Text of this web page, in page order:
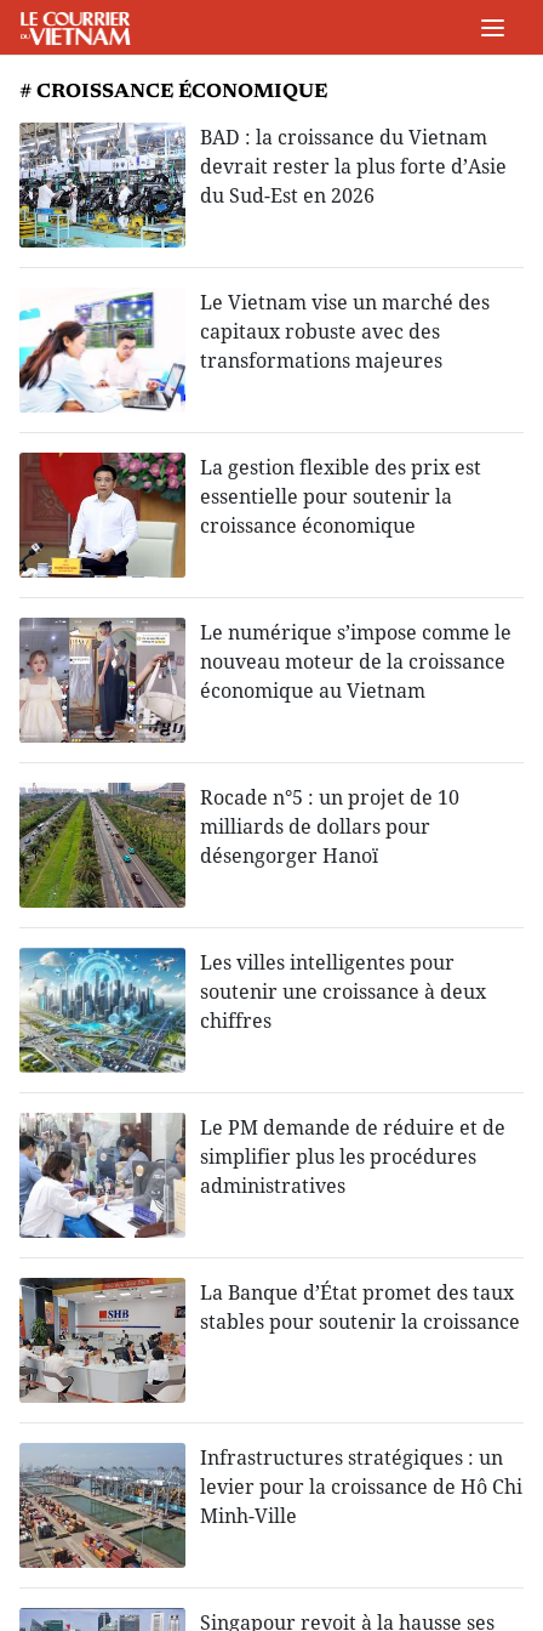
# CROISSANCE ÉCONOMIQUE
BAD : la croissance du Vietnam
devrait rester la plus forte d’Asie
du Sud-Est en 2026
Le Vietnam vise un marché des
capitaux robuste avec des
transformations majeures
La gestion flexible des prix est
essentielle pour soutenir la
croissance économique
Le numérique s’impose comme le
nouveau moteur de la croissance
économique au Vietnam
Rocade n°5 : un projet de 10
milliards de dollars pour
désengorger Hanoï
Les villes intelligentes pour
soutenir une croissance à deux
chiffres
Le PM demande de réduire et de
simplifier plus les procédures
administratives
La Banque d’État promet des taux
stables pour soutenir la croissance
Infrastructures stratégiques : un
levier pour la croissance de Hô Chi
Minh-Ville
Singapour revoit à la hausse ses